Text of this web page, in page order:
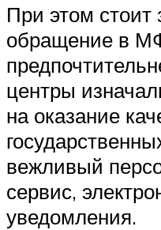
При этом стоит
обращение в
центры
на оказание
вежливый
сервис,
уведомления.